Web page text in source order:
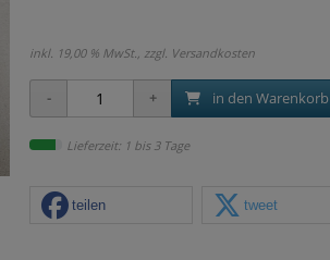
inkl. 19,00 % MwSt., zzgl. Versandkosten
in den Warenkorb
Lieferzeit: 1 bis 3 Tage
teilen tweet